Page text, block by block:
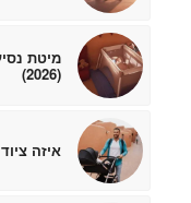
מיטת
(2026)
איזה